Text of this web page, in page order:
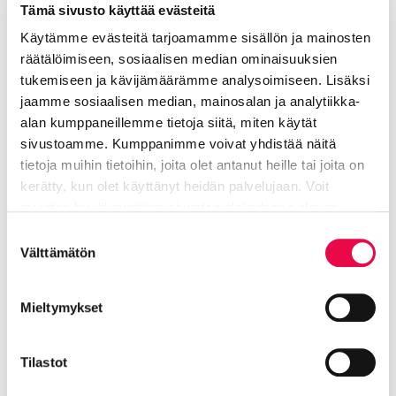
Tämä sivusto käyttää evästeitä
Käytämme evästeitä tarjoamamme sisällön ja mainosten
räätälöimiseen, sosiaalisen median ominaisuuksien
tukemiseen ja kävijämäärämme analysoimiseen. Lisäksi
jaamme sosiaalisen median, mainosalan ja analytiikka-
alan kumppaneillemme tietoja siitä, miten käytät
sivustoamme. Kumppanimme voivat yhdistää näitä
tietoja muihin tietoihin, joita olet antanut heille tai joita on
kerätty, kun olet käyttänyt heidän palvelujaan. Voit
valinta
Välttämätön
Mieltymykset
Tilastot
Lisätietoja
Lintukangas Elisa
Kaavasuunnittelija
Elinvoiman toimiala
elisa.lintukangas@riihimaki.fi
Kaavoitus, asemakaavoitus,